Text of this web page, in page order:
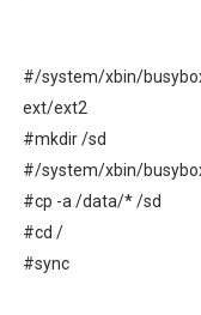
#/system/xbin/
ext/ext2
#mkdir /sd
#/system/xbin/
#cp -a /data/* /sd
#cd /
#sync